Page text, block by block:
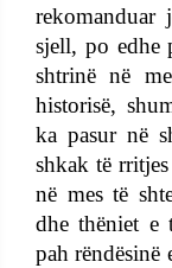
sjell, po edhe
shtrinë në
historisë,
ka pasur në
shkak të
në mes të
dhe thëniet e
pah rëndësinë